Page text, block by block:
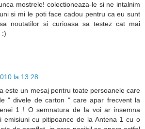
mostrele! colectioneaza-le si ne intalnim
si mi le poti face cadou pentru ca eu sunt
noutatilor si curioasa sa testez cat mai
:)
la 13:28
este un mesaj pentru toate persoanele care
" divele de carton " care apar frecvent la
1 ! O semnatura de la voi ar insemna
emisiuni cu pitipoance de la Antena 1 cu o